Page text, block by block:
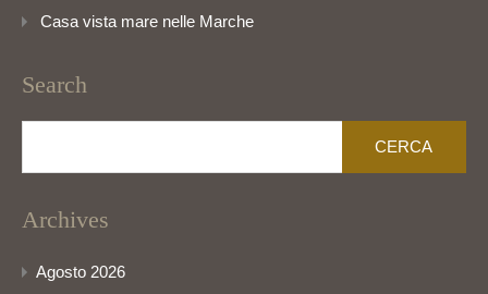
Casa vista mare nelle Marche
Search
Archives
Agosto 2026